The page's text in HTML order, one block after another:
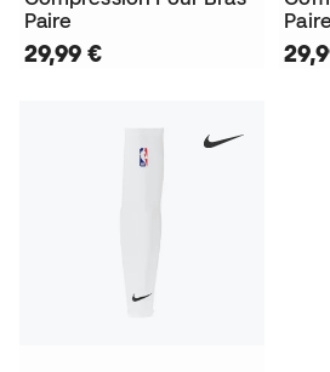
Paire
29,99 €
Paire